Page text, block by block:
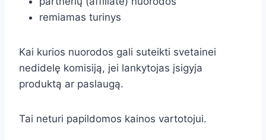
remiamas turinys
Kai kurios nuorodos gali suteikti svetainei
nedidelę komisiją, jei lankytojas įsigyja
produktą ar paslaugą.
Tai neturi papildomos kainos vartotojui.